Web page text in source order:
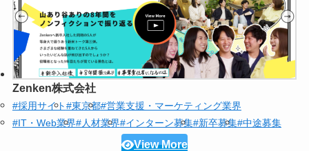
Zenken株式会社
#採用サイト#東京都#営業支援・マーケティング業界
#IT・Web業界#人材業界#インターン募集#新卒募集#中途募集
View More